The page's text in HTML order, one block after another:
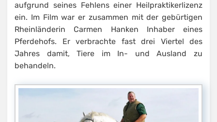
aufgrund seines Fehlens einer Heilpraktikerlizenz
ein. Im Film war er zusammen mit der gebürtigen
Rheinländerin Carmen Hanken Inhaber eines
Pferdehofs. Er verbrachte fast drei Viertel des
Jahres damit, Tiere im In- und Ausland zu
behandeln.